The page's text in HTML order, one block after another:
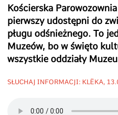
Kościerska
pierwszy udostępni do
pługu odśnieżnego. To
Muzeów, bo w święto
wszystkie oddziały
SŁUCHAJ INFORMACJI: KLËKA,